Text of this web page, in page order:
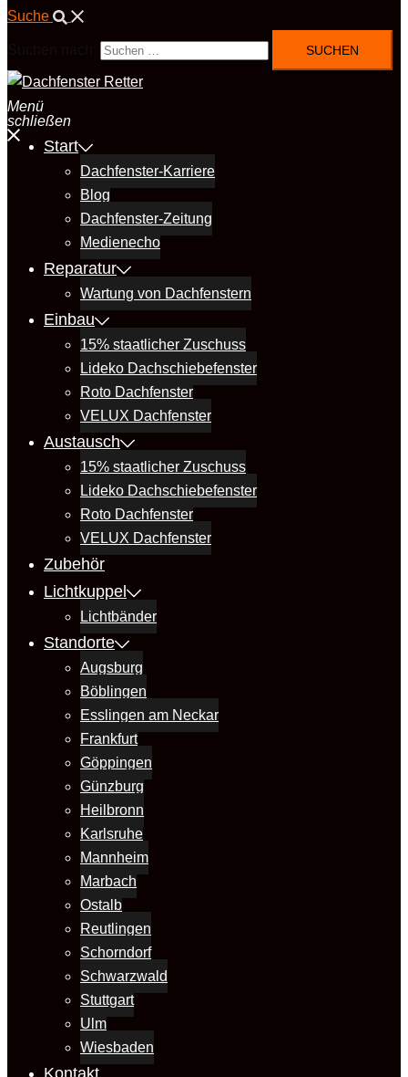
Suche
Menü
schließen
Start
Dachfenster-Karriere
Blog
Dachfenster-Zeitung
Medienecho
Reparatur
Wartung von Dachfenstern
Einbau
15% staatlicher Zuschuss
Lideko Dachschiebefenster
Roto Dachfenster
VELUX Dachfenster
Austausch
15% staatlicher Zuschuss
Lideko Dachschiebefenster
Roto Dachfenster
VELUX Dachfenster
Zubehör
Lichtkuppel
Lichtbänder
Standorte
Augsburg
Böblingen
Esslingen am Neckar
Frankfurt
Göppingen
Günzburg
Heilbronn
Karlsruhe
Mannheim
Marbach
Ostalb
Reutlingen
Schorndorf
Schwarzwald
Stuttgart
Ulm
Wiesbaden
Kontakt